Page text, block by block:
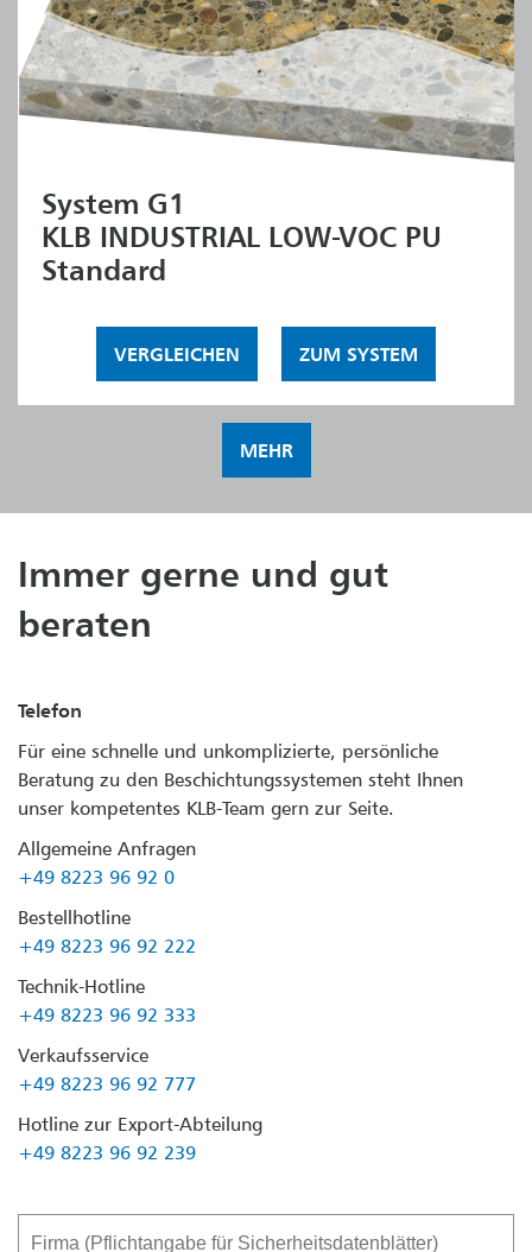
System G1
KLB INDUSTRIAL LOW-VOC PU
Standard
VERGLEICHEN ZUM SYSTEM
MEHR
Immer gerne und gut
beraten
Telefon
Für eine schnelle und unkomplizierte, persönliche
Beratung zu den Beschichtungssystemen steht Ihnen
unser kompetentes KLB-Team gern zur Seite.
Allgemeine Anfragen
+49 8223 96 92 0
Bestellhotline
+49 8223 96 92 222
Technik-Hotline
+49 8223 96 92 333
Verkaufsservice
+49 8223 96 92 777
Hotline zur Export-Abteilung
+49 8223 96 92 239